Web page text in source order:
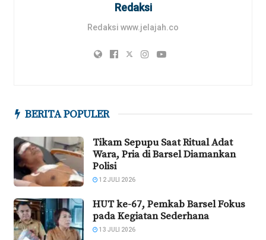
Redaksi
Redaksi www.jelajah.co
BERITA POPULER
Tikam Sepupu Saat Ritual Adat
Wara, Pria di Barsel Diamankan
Polisi
12 JULI 2026
HUT ke-67, Pemkab Barsel Fokus
pada Kegiatan Sederhana
13 JULI 2026